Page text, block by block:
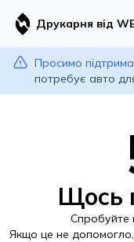
Друкарня від
Просимо
потребує авто
Щось
Спробуйте
Якщо це не